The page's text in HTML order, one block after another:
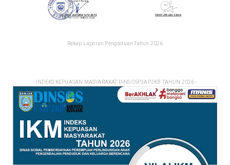
Rekap Laporan Pengaduan Tahun 2026
- INDEKS KEPUASAN MASYARAKAT DINSOSP3AP2KB TAHUN 2026 -